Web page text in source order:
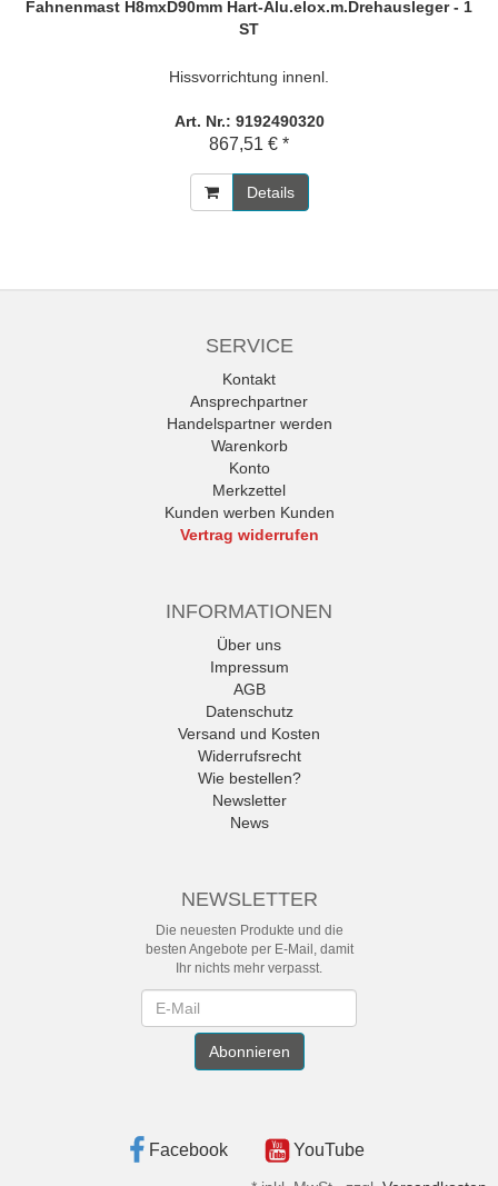
Fahnenmast H8mxD90mm Hart-Alu.elox.m.Drehausleger - 1
ST
Hissvorrichtung innenl.
Art. Nr.: 9192490320
867,51 € *
Details
SERVICE
Kontakt
Ansprechpartner
Handelspartner werden
Warenkorb
Konto
Merkzettel
Kunden werben Kunden
Vertrag widerrufen
INFORMATIONEN
Über uns
Impressum
AGB
Datenschutz
Versand und Kosten
Widerrufsrecht
Wie bestellen?
Newsletter
News
NEWSLETTER
Die neuesten Produkte und die
besten Angebote per E-Mail, damit
Ihr nichts mehr verpasst.
Abonnieren
Facebook YouTube